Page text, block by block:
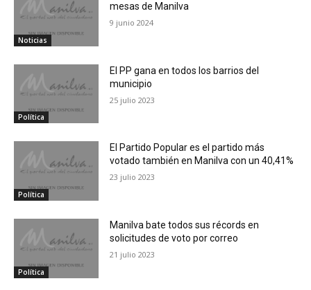
Noticias
mesas de Manilva
9 junio 2024
Política
El PP gana en todos los barrios del
municipio
25 julio 2023
Política
El Partido Popular es el partido más
votado también en Manilva con un 40,41%
23 julio 2023
Política
Manilva bate todos sus récords en
solicitudes de voto por correo
21 julio 2023